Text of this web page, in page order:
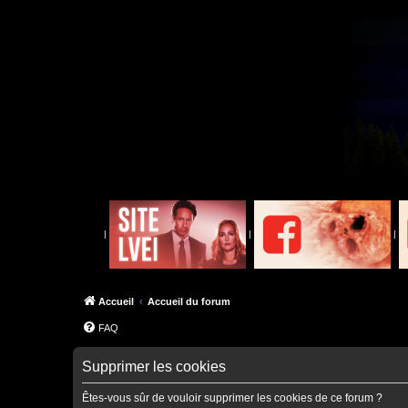
| | |
Accueil Accueil du forum
FAQ
Supprimer les cookies
Êtes-vous sûr de vouloir supprimer les cookies de ce forum ?